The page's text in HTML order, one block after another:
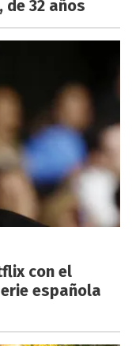
de 32 años
con el
española